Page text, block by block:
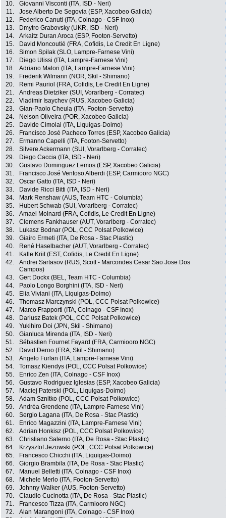
10. Giovanni Visconti (ITA, ISD - Neri)
11.
Jose Alberto De Segovia (ESP, Xacobeo Galicia)
12.
Federico Canuti (ITA, Colnago - CSF Inox)
13.
Dmytro Grabovsky (UKR, ISD - Neri)
14.
Arkaitz Duran Aroca (ESP, Footon-Servetto)
15.
David Moncoutié (FRA, Cofidis, Le Credit En Ligne)
16.
Simon Spilak (SLO, Lampre-Farnese Vini)
17.
Diego Ulissi (ITA, Lampre-Farnese Vini)
18.
Adriano Malori (ITA, Lampre-Farnese Vini)
19.
Frederik Wilmann (NOR, Skil - Shimano)
20.
Remi Pauriol (FRA, Cofidis, Le Credit En Ligne)
21.
Andreas Dietziker (SUI, Vorarlberg - Corratec)
22.
Vladimir Isaychev (RUS, Xacobeo Galicia)
23.
Gian-Paolo Cheula (ITA, Footon-Servetto)
24.
Nelson Oliveira (POR, Xacobeo Galicia)
25.
Davide Cimolai (ITA, Liquigas-Doimo)
26.
Francisco José Pacheco Torres (ESP, Xacobeo Galicia)
27.
Ermanno Capelli (ITA, Footon-Servetto)
28.
Silvere Ackermann (SUI, Vorarlberg - Corratec)
29.
Diego Caccia (ITA, ISD - Neri)
30.
Gustavo Dominguez Lemos (ESP, Xacobeo Galicia)
31.
Francisco José Ventoso Alberdi (ESP, Carmiooro NGC)
32.
Oscar Gatto (ITA, ISD - Neri)
33.
Davide Ricci Bitti (ITA, ISD - Neri)
34.
Mark Renshaw (AUS, Team HTC - Columbia)
35.
Hubert Schwab (SUI, Vorarlberg - Corratec)
36.
Amael Moinard (FRA, Cofidis, Le Credit En Ligne)
37.
Clemens Fankhauser (AUT, Vorarlberg - Corratec)
38.
Lukasz Bodnar (POL, CCC Polsat Polkowice)
39.
Giairo Ermeti (ITA, De Rosa - Stac Plastic)
40.
René Haselbacher (AUT, Vorarlberg - Corratec)
41.
Kalle Kriit (EST, Cofidis, Le Credit En Ligne)
42.
Andrei Sartasov (RUS, Scott - Marcondes Cesar Sao Jose Dos
Campos)
43. Gert Dockx (BEL, Team HTC - Columbia)
44.
Paolo Longo Borghini (ITA, ISD - Neri)
45.
Elia Viviani (ITA, Liquigas-Doimo)
46.
Thomasz Marczynski (POL, CCC Polsat Polkowice)
47.
Marco Frapporti (ITA, Colnago - CSF Inox)
48.
Dariusz Batek (POL, CCC Polsat Polkowice)
49.
Yukihiro Doi (JPN, Skil - Shimano)
50.
Gianluca Mirenda (ITA, ISD - Neri)
51.
Sébastien Fournet Fayard (FRA, Carmiooro NGC)
52.
David Deroo (FRA, Skil - Shimano)
53.
Angelo Furlan (ITA, Lampre-Farnese Vini)
54.
Tomasz Kiendys (POL, CCC Polsat Polkowice)
55.
Enrico Zen (ITA, Colnago - CSF Inox)
56.
Gustavo Rodriguez Iglesias (ESP, Xacobeo Galicia)
57.
Maciej Paterski (POL, Liquigas-Doimo)
58.
Adam Sznitko (POL, CCC Polsat Polkowice)
59.
Andréa Grendene (ITA, Lampre-Farnese Vini)
60.
Sergio Lagana (ITA, De Rosa - Stac Plastic)
61.
Enrico Magazzini (ITA, Lampre-Farnese Vini)
62.
Adrian Honkisz (POL, CCC Polsat Polkowice)
63.
Christiano Salerno (ITA, De Rosa - Stac Plastic)
64.
Krzysztof Jezowski (POL, CCC Polsat Polkowice)
65.
Francesco Chicchi (ITA, Liquigas-Doimo)
66.
Giorgio Brambila (ITA, De Rosa - Stac Plastic)
67.
Manuel Belletti (ITA, Colnago - CSF Inox)
68.
Michele Merlo (ITA, Footon-Servetto)
69.
Johnny Walker (AUS, Footon-Servetto)
70.
Claudio Cucinotta (ITA, De Rosa - Stac Plastic)
71.
Francesco Tizza (ITA, Carmiooro NGC)
72.
Alan Marangoni (ITA, Colnago - CSF Inox)